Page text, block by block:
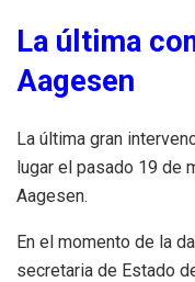
La última
Aagesen
La última gran
lugar el pasado 19 de
Aagesen.
En el momento de la
secretaria de Estado